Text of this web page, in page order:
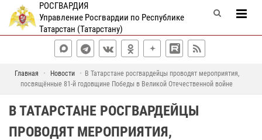
РОСГВАРДИЯ
Управление Росгвардии по Республике
Татарстан (Татарстану)
Главная Новости
В Татарстане росгвардейцы проводят мероприятия,
посвящённые 81-й годовщине Победы в Великой Отечественной войне
В ТАТАРСТАНЕ РОСГВАРДЕЙЦЫ
ПРОВОДЯТ МЕРОПРИЯТИЯ,